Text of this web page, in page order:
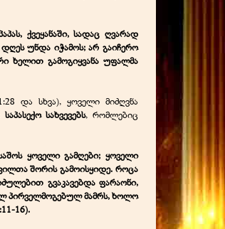
ქვეყანაში, სადაც ღვარად
უნდა იჭამოს; არ გაიჩერო
ხელით გამოგიყვანა უფალმა
და სხვა), ყოველი მიძღვნა
სახვევებს, რომლებიც
ყოველი გამღები; ყოველი
შორის გამოისყიდე. როცა
გვაკავებდა ფარაონი,
პირველმოგებულ მამრს, ხოლო
16).